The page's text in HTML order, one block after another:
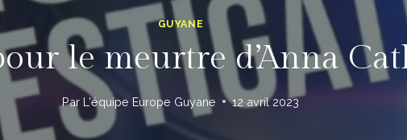
GUYANE
le meurtre d’Anna
Par L'équipe Europe Guyane 12 avril 2023